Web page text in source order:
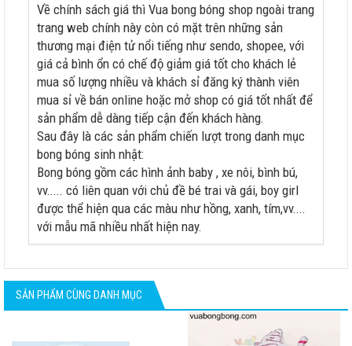
Về chính sách giá thì Vua bong bóng shop ngoài trang
trang web chính này còn có mặt trên những sản
thương mại điện tử nổi tiếng như sendo, shopee, với
giá cả bình ổn có chế độ giảm giá tốt cho khách lẻ
mua số lượng nhiều và khách sỉ đăng ký thành viên
mua sỉ về bán online hoặc mở shop có giá tốt nhất để
sản phẩm dễ dàng tiếp cận đến khách hàng.
Sau đây là các sản phẩm chiến lượt trong danh mục
bong bóng sinh nhật:
Bong bóng gồm các hình ảnh baby , xe nôi, bình bú,
vv..... có liên quan với chủ đề bé trai và gái, boy girl
được thể hiện qua các màu như hồng, xanh, tím,vv....
với mẫu mã nhiều nhất hiện nay.
SẢN PHẨM CÙNG DANH MỤC